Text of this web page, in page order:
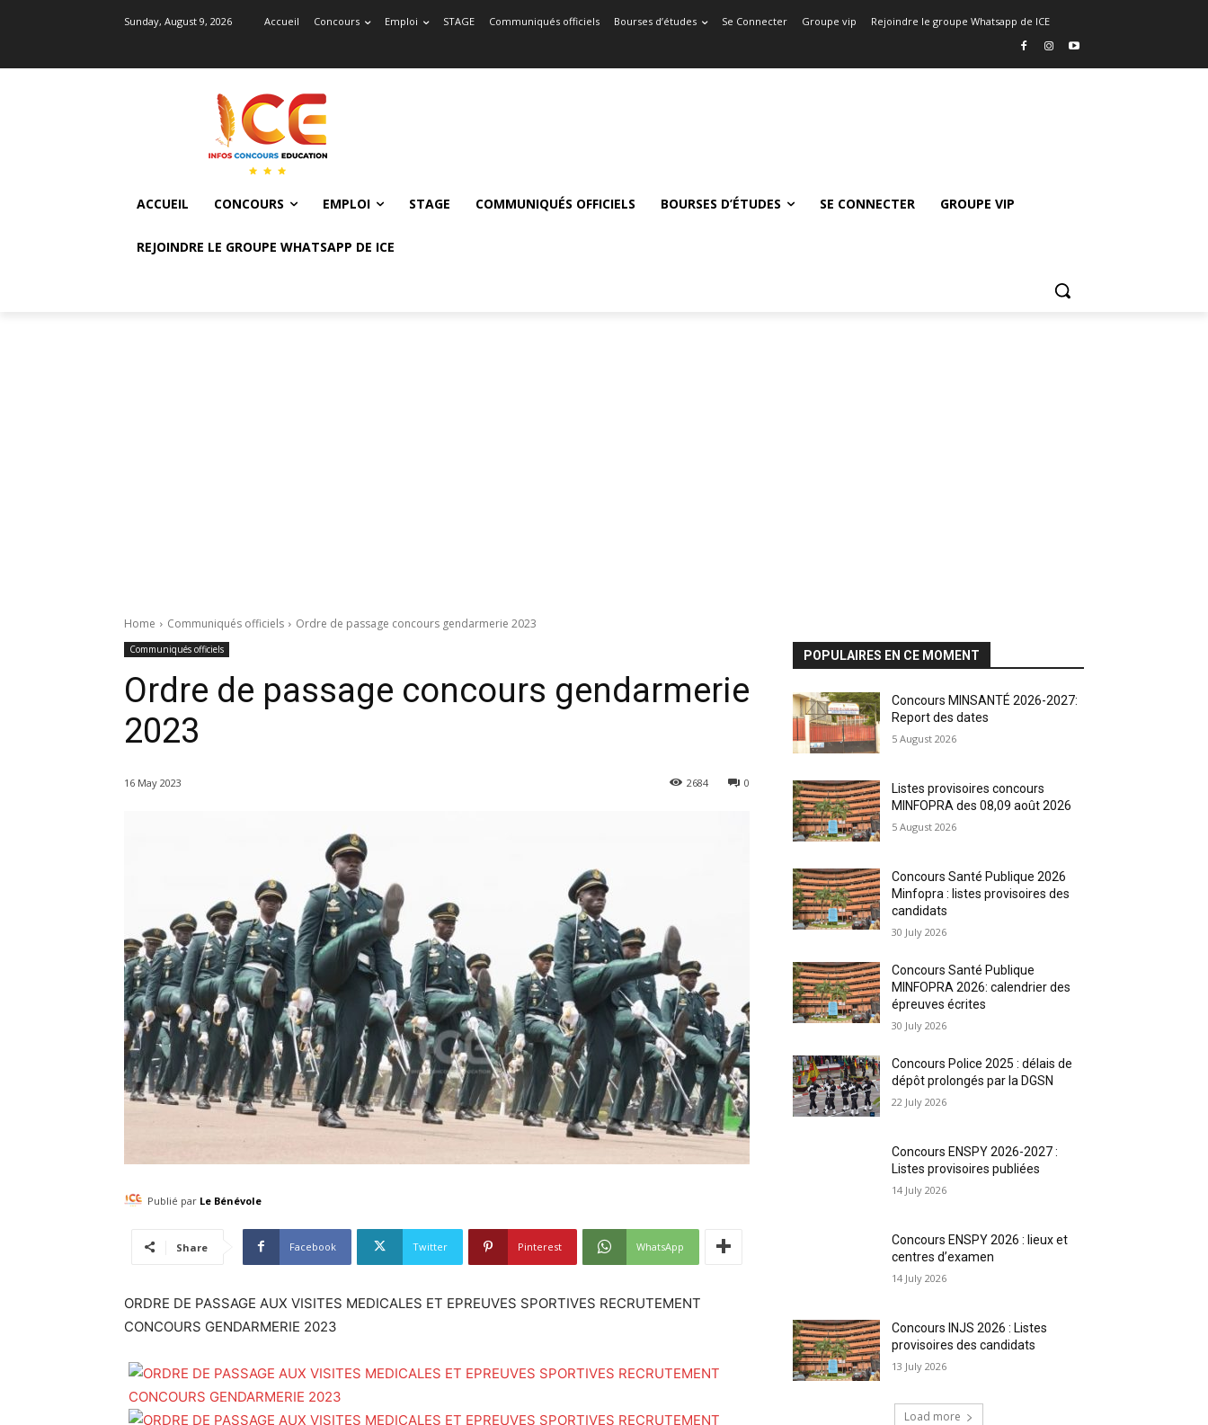
Sunday, August 9, 2026 Accueil Concours Emploi STAGE Communiqués officiels Bourses d’études Se Connecter Groupe vip Rejoindre le groupe Whatsapp de ICE
ACCUEIL CONCOURS EMPLOI STAGE COMMUNIQUÉS OFFICIELS BOURSES D’ÉTUDES SE CONNECTER GROUPE VIP
REJOINDRE LE GROUPE WHATSAPP DE ICE
Home Communiqués officiels Ordre de passage concours gendarmerie 2023
Communiqués officiels
Ordre de passage concours gendarmerie
2023
16 May 2023 0
2684
Publié par Le Bénévole
Share Facebook Twitter Pinterest WhatsApp
ORDRE DE PASSAGE AUX VISITES MEDICALES ET EPREUVES SPORTIVES RECRUTEMENT
CONCOURS GENDARMERIE 2023
POPULAIRES EN CE MOMENT
Concours MINSANTÉ 2026-2027:
Report des dates
5 August 2026
Listes provisoires concours
MINFOPRA des 08,09 août 2026
5 August 2026
Concours Santé Publique 2026
Minfopra : listes provisoires des
candidats
30 July 2026
Concours Santé Publique
MINFOPRA 2026: calendrier des
épreuves écrites
30 July 2026
Concours Police 2025 : délais de
dépôt prolongés par la DGSN
22 July 2026
Concours ENSPY 2026-2027 :
Listes provisoires publiées
14 July 2026
Concours ENSPY 2026 : lieux et
centres d’examen
14 July 2026
Concours INJS 2026 : Listes
provisoires des candidats
13 July 2026
Load more